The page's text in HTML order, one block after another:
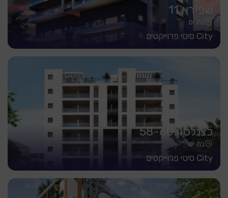
שפירא 11
בת ים
City סיטי פרוייקטים
כצנלסון 58-60
בת ים
City סיטי פרוייקטים